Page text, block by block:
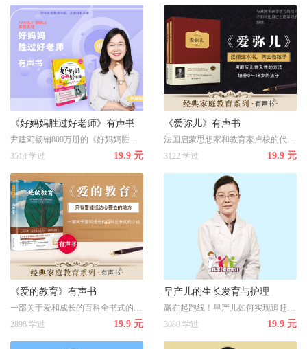
《好妈妈胜过好老师》有声书
尹建莉畅销800万册的《好妈妈胜过好老师》 有声系列，值得反复听
3514 学过
19.9 元
《爱弥儿》有声书
法国启蒙思想家和教育家卢梭的代表作，历经百年而不衰的教育精品书籍
3122 学过
19.9 元
《爱的教育》有声书
一部关于爱和成长的百科全书式的小说，我国著名学者、翻译家夏丏尊全译版
2898 学过
19.9 元
早产儿的生长发育与护理
赢在起跑线！早产儿如何实现追赶式成长？
3080 学过
19.9 元